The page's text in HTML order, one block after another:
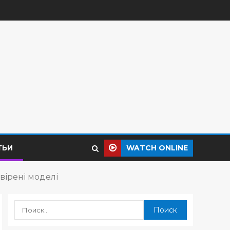
WATCH ONLINE
моделі